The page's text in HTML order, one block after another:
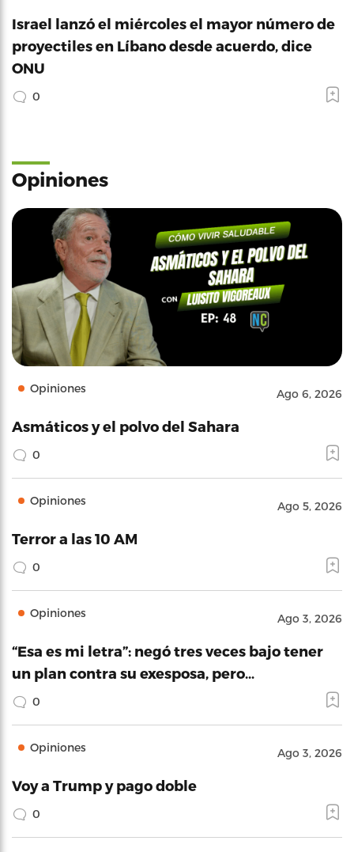
Israel lanzó el miércoles el mayor número de
proyectiles en Líbano desde acuerdo, dice
ONU
0
Opiniones
Opiniones Ago 6, 2026
Asmáticos y el polvo del Sahara
0
Opiniones Ago 5, 2026
Terror a las 10 AM
0
Opiniones Ago 3, 2026
“Esa es mi letra”: negó tres veces bajo tener
un plan contra su exesposa, pero…
0
Opiniones Ago 3, 2026
Voy a Trump y pago doble
0